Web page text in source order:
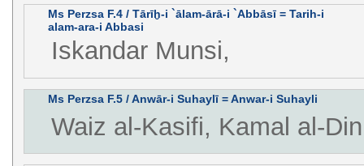
Ms Perzsa F.4 / Tārīḫ-i `ālam-ārā-i `Abbāsī = Tarih-i
alam-ara-i Abbasi
Iskandar Munsi,
Ms Perzsa F.5 / Anwār-i Suhaylī = Anwar-i Suhayli
Waiz al-Kasifi, Kamal al-